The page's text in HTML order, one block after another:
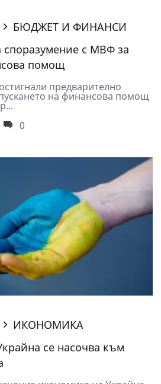
БЮДЖЕТ И ФИНАНСИ
споразумение с МВФ за
помощ
предварително
на финансова помощ
0
ИКОНОМИКА
се насочва към